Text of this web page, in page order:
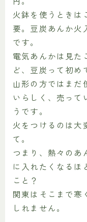
火鉢を使うときは
要。豆炭あんか火
です。
電気あんかは見た
ど、豆炭って初め
山形の方ではまだ
いらしく、売って
うです。
火をつけるのは大
て。
つまり、熱々のあ
に入れたくなるほ
こと？
関東はそこまで寒
しれません。